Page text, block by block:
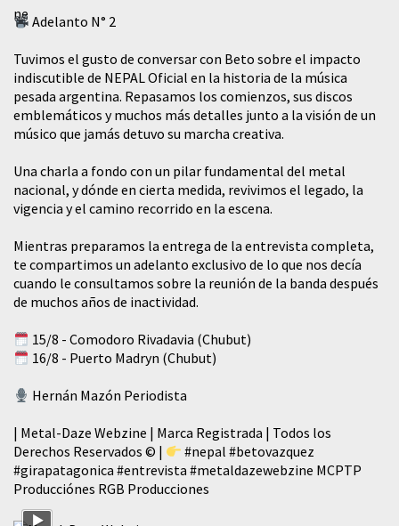
Adelanto N° 2
Tuvimos el gusto de conversar con Beto sobre el impacto
indiscutible de NEPAL Oficial en la historia de la música
pesada argentina. Repasamos los comienzos, sus discos
emblemáticos y muchos más detalles junto a la visión de un
músico que jamás detuvo su marcha creativa.
​Una charla a fondo con un pilar fundamental del metal
nacional, y dónde en cierta medida, revivimos el legado, la
vigencia y el camino recorrido en la escena.
Mientras preparamos la entrega de la entrevista completa,
te compartimos un adelanto exclusivo de lo que nos decía
cuando le consultamos sobre la reunión de la banda después
de muchos años de inactividad.
15/8 - Comodoro Rivadavia (Chubut)
16/8 - Puerto Madryn (Chubut)
Hernán Mazón Periodista
| Metal-Daze Webzine | Marca Registrada | Todos los
Derechos Reservados © |
#nepal #betovazquez
#girapatagonica #entrevista #metaldazewebzine MCPTP
Producciónes RGB Producciones